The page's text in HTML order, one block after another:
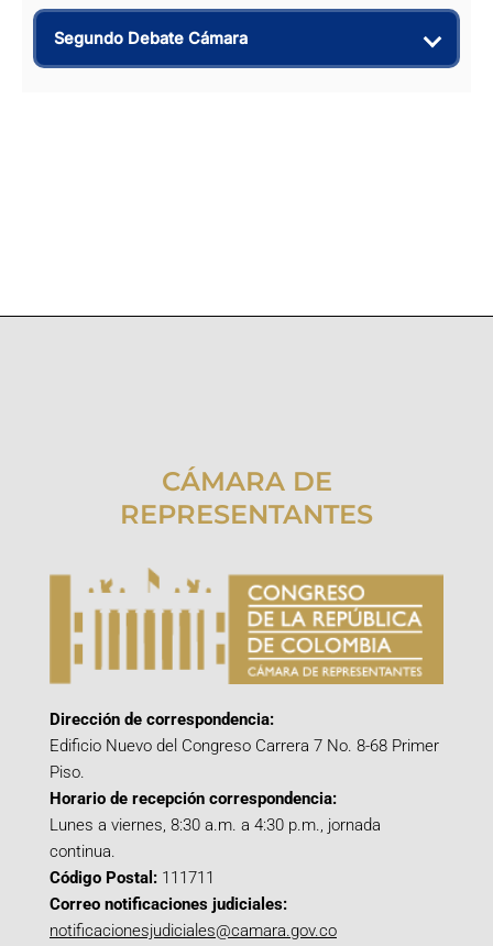
Segundo Debate Cámara
CÁMARA DE
REPRESENTANTES
Dirección de correspondencia:
Edificio Nuevo del Congreso Carrera 7 No. 8-68 Primer
Piso.
Horario de recepción correspondencia:
Lunes a viernes, 8:30 a.m. a 4:30 p.m., jornada
continua.
Código Postal: 111711
Correo notificaciones judiciales:
notificacionesjudiciales@camara.gov.co